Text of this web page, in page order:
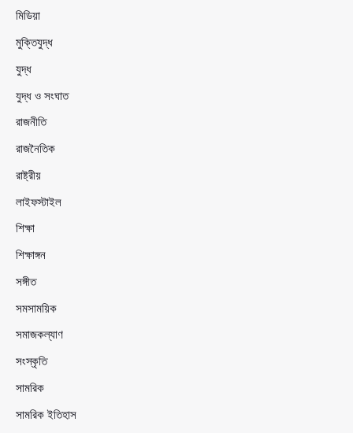
মিডিয়া
মুক্তিযুদ্ধ
যুদ্ধ
যুদ্ধ ও সংঘাত
রাজনীতি
রাজনৈতিক
রাষ্ট্রীয়
লাইফস্টাইল
শিক্ষা
শিক্ষাঙ্গন
সঙ্গীত
সমসাময়িক
সমাজকল্যাণ
সংস্কৃতি
সামরিক
সামরিক ইতিহাস